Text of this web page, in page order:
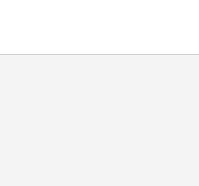
Web Oficial.